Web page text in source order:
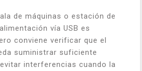
de máquinas o estación de
vía USB es
conviene verificar que el
suministrar suficiente
interferencias cuando la